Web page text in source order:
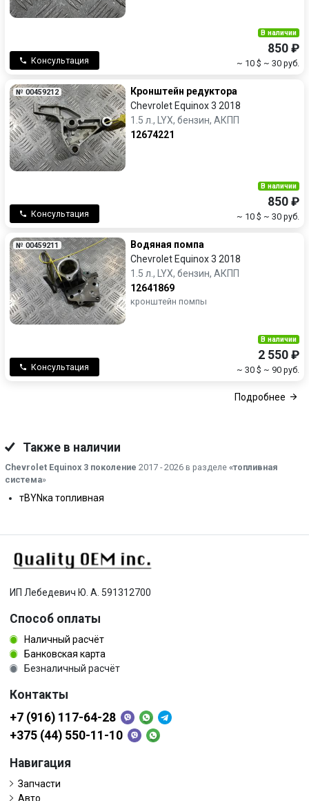
Консультация
В наличии
850 ₽
~ 10 $ ~ 30 руб.
№ 00459212
Кронштейн редуктора
Chevrolet Equinox 3 2018
1.5 л., LYX, бензин, АКПП
12674221
Консультация
В наличии
850 ₽
~ 10 $ ~ 30 руб.
№ 00459211
Водяная помпа
Chevrolet Equinox 3 2018
1.5 л., LYX, бензин, АКПП
12641869
кронштейн помпы
Консультация
В наличии
2 550 ₽
~ 30 $ ~ 90 руб.
Подробнее
Также в наличии
Chevrolet Equinox 3 поколение 2017 - 2026 в разделе «топливная
система»
тBYNка топливная
ИП Лебедевич Ю. А. 591312700
Способ оплаты
Наличный расчёт
Банковская карта
Безналичный расчёт
Контакты
+7 (916) 117-64-28
+375 (44) 550-11-10
Навигация
Запчасти
Авто